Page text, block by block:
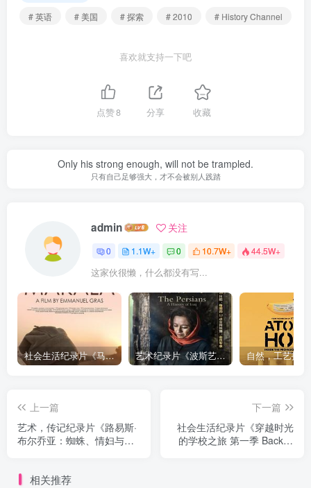
# 英语
# 美国 # 探索 # 2010 # History Channel
喜欢就支持一下吧
点赞8 分享 收藏
Only his strong enough, will not be trampled.
只有自己足够强大，才不会被别人践踏
admin 关注
0 1.1W+ 0 10.7W+ 44.5W+
这家伙很懒，什么都没有写...
社会生活纪录片《马加拉 Makala》下载 艺术纪录片《波斯艺术 Art of Persia》下载
上一篇
艺术，传记纪录片《路易斯·
布尔乔亚：蜘蛛、情妇与橘
Tangerine》下载
下一篇
社会生活纪录片《穿越时光
的学校之旅 第一季 Back in
相关推荐